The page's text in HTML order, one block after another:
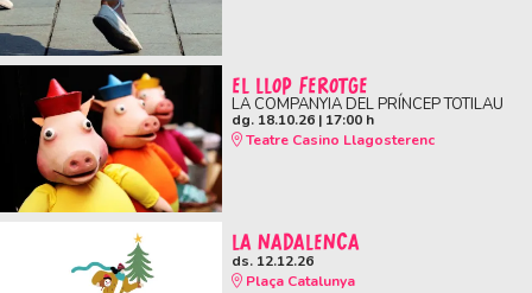
EL LLOP FEROTGE
LA COMPANYIA DEL PRÍNCEP TOTILAU
dg. 18.10.26| 17:00 h
Teatre Casino Llagosterenc
LA NADALENCA
ds. 12.12.26
Plaça Catalunya